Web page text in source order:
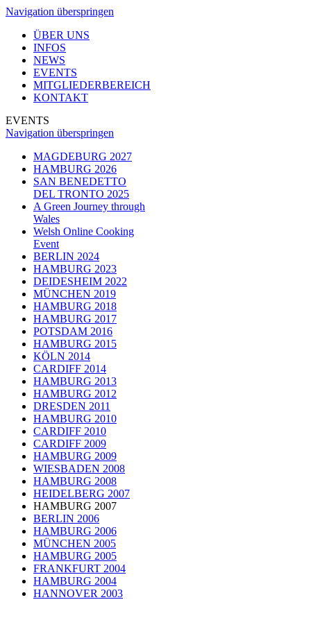
Navigation überspringen
ÜBER UNS
INFOS
NEWS
EVENTS
MITGLIEDERBEREICH
KONTAKT
EVENTS
Navigation überspringen
MAGDEBURG 2027
HAMBURG 2026
SAN BENEDETTO
DEL TRONTO 2025
A Green Journey through
Wales
Welsh Online Cooking
Event
BERLIN 2024
HAMBURG 2023
DEIDESHEIM 2022
MÜNCHEN 2019
HAMBURG 2018
HAMBURG 2017
POTSDAM 2016
HAMBURG 2015
KÖLN 2014
CARDIFF 2014
HAMBURG 2013
HAMBURG 2012
DRESDEN 2011
HAMBURG 2010
CARDIFF 2010
CARDIFF 2009
HAMBURG 2009
WIESBADEN 2008
HAMBURG 2008
HEIDELBERG 2007
HAMBURG 2007
BERLIN 2006
HAMBURG 2006
MÜNCHEN 2005
HAMBURG 2005
FRANKFURT 2004
HAMBURG 2004
HANNOVER 2003